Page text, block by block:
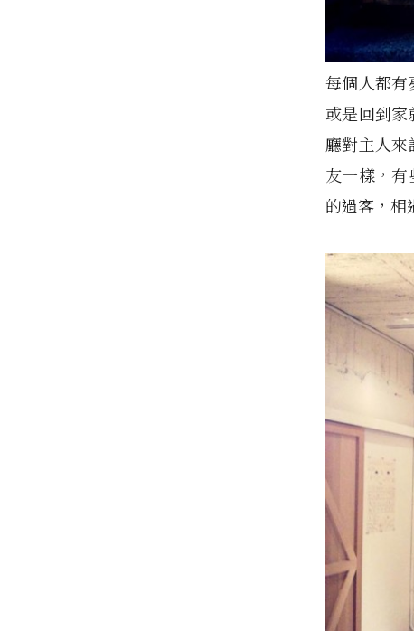
每個人都有
或是回到
廳對主人
友一樣，
的過客，相